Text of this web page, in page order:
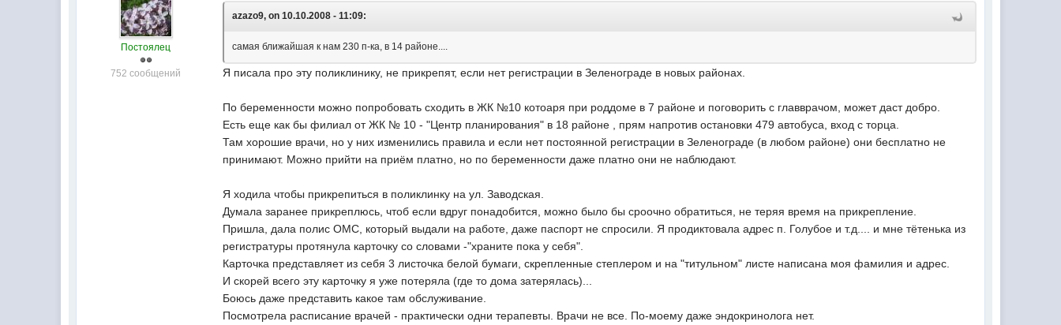
Постоялец
752 сообщений
azazo9, on 10.10.2008 - 11:09:
самая ближайшая к нам 230 п-ка, в 14 районе....
Я писала про эту поликлинику, не прикрепят, если нет регистрации в Зеленограде в новых районах.
По беременности можно попробовать сходить в ЖК №10 котоаря при роддоме в 7 районе и поговорить с главврачом, может даст добро.
Есть еще как бы филиал от ЖК № 10 - "Центр планирования" в 18 районе , прям напротив остановки 479 автобуса, вход с торца.
Там хорошие врачи, но у них изменились правила и если нет постоянной регистрации в Зеленограде (в любом районе) они бесплатно не
принимают. Можно прийти на приём платно, но по беременности даже платно они не наблюдают.
Я ходила чтобы прикрепиться в поликлинку на ул. Заводская.
Думала заранее прикреплюсь, чтоб если вдруг понадобится, можно было бы сроочно обратиться, не теряя время на прикрепление.
Пришла, дала полис ОМС, который выдали на работе, даже паспорт не спросили. Я продиктовала адрес п. Голубое и т.д.... и мне тётенька из
регистратуры протянула карточку со словами -"храните пока у себя".
Карточка представляет из себя 3 листочка белой бумаги, скрепленные степлером и на "титульном" листе написана моя фамилия и адрес.
И скорей всего эту карточку я уже потеряла (где то дома затерялась)...
Боюсь даже представить какое там обслуживание.
Посмотрела расписание врачей - практически одни терапевты. Врачи не все. По-моему даже эндокринолога нет.